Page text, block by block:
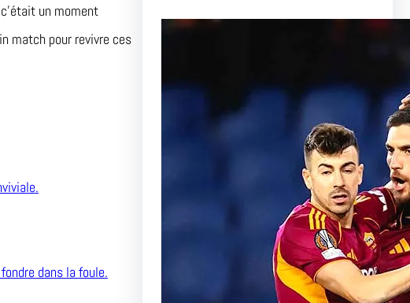
un moment
match pour revivre ces
dans la foule.
Le Passionnant Match de
l’AS Roma: Une Expérience
Inoubliable